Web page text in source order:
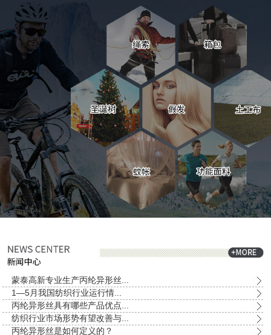
蒙泰高新专业生产丙纶异形丝...
1—5月我国纺织行业运行情...
丙纶异形丝具有哪些产品优点...
纺织行业市场形势有望改善与...
丙纶异形丝是如何定义的？